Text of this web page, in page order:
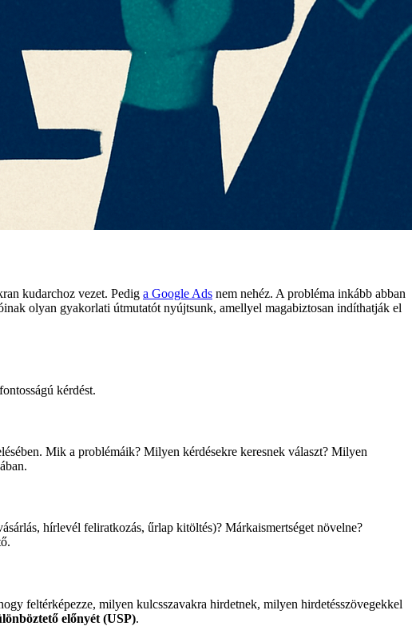
kudarchoz vezet. Pedig a Google Ads nem nehéz. A probléma inkább abban
olyan gyakorlati útmutatót nyújtsunk, amellyel magabiztosan indíthatják el
kérdést.
Mik a problémáik? Milyen kérdésekre keresnek választ? Milyen
hírlevél feliratkozás, űrlap kitöltés)? Márkaismertséget növelne?
feltérképezze, milyen kulcsszavakra hirdetnek, milyen hirdetésszövegekkel
előnyét (USP).